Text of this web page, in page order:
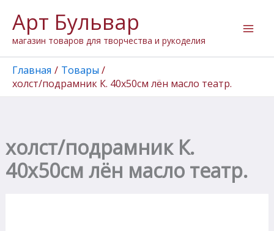
содержимому
Арт Бульвар
магазин товаров для творчества и рукоделия
Главная
Товары
холст/подрамник К. 40х50см лён масло театр.
холст/подрамник К.
40х50см лён масло театр.